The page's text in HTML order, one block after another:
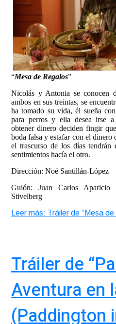
“Mesa de Regalos”
Nicolás y Antonia se conocen
ambos en sus treintas, se
ha tomado su vida, él sueña
para perros y ella desea irse
obtener dinero deciden fingir
boda falsa y estafar con el dinero
el trascurso de los días tendrán
sentimientos hacía el otro.
Dirección: Noé Santillán-López
Guión: Juan Carlos
Stivelberg
Leer más: Tráiler de “Mesa
Tráiler de
Aventura en
(Paddington